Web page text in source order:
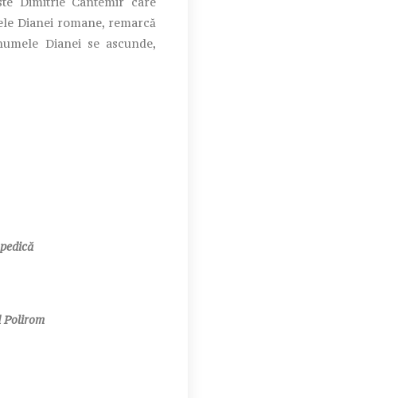
Dianei romane, remarcă
Dianei se ascunde,
Polirom